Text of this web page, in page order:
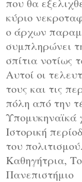
κύριο
ο άρχων
συμπληρώνει
σπίτια νοτίως
Αυτοί οι
τους και τις
πόλη από την
Υπομυκηναϊκά
Ιστορική
του
Καθηγήτρια,
Πανεπιστήμιο